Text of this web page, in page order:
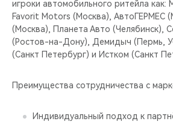
игроки автомобильного ритейла как:
Favorit Motors (Москва), АвтоГЕРМЕС
(Москва), Планета Авто (Челябинск),
(Ростов-на-Дону), Демидыч (Пермь,
(Санкт Петербург) и Истком (Санкт
Преимущества сотрудничества с
Индивидуальный подход к